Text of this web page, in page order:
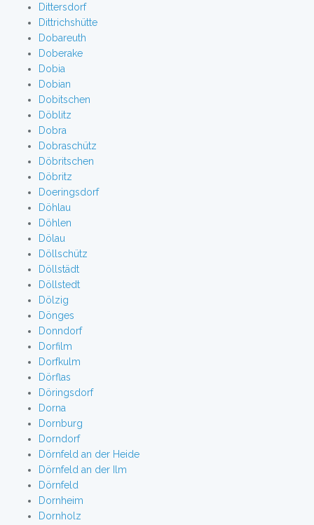
Dittersdorf
Dittrichshütte
Dobareuth
Doberake
Dobia
Dobian
Dobitschen
Döblitz
Dobra
Dobraschütz
Döbritschen
Döbritz
Doeringsdorf
Döhlau
Döhlen
Dölau
Döllschütz
Döllstädt
Döllstedt
Dölzig
Dönges
Donndorf
Dorfilm
Dorfkulm
Dörflas
Döringsdorf
Dorna
Dornburg
Dorndorf
Dörnfeld an der Heide
Dörnfeld an der Ilm
Dörnfeld
Dornheim
Dornholz